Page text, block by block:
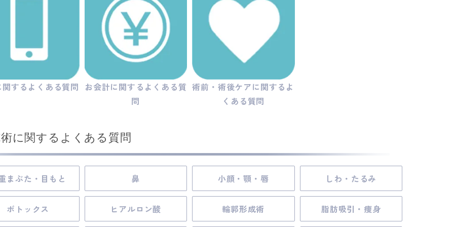
するよくある質問
お会計に関するよくある質
問
術前・術後ケアに関するよ
くある質問
に関するよくある質問
まぶた・目もと 鼻 小顔・顎・唇 しわ・たるみ
ボトックス ヒアルロン酸 輪郭形成術 脂肪吸引・痩身